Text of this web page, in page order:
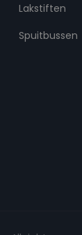
Lakstiften
Spuitbussen